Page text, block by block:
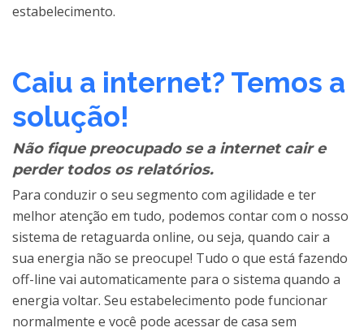
estabelecimento.
Caiu a internet? Temos a
solução!
Não fique preocupado se a internet cair e
perder todos os relatórios.
Para conduzir o seu segmento com agilidade e ter
melhor atenção em tudo, podemos contar com o nosso
sistema de retaguarda online, ou seja, quando cair a
sua energia não se preocupe! Tudo o que está fazendo
off-line vai automaticamente para o sistema quando a
energia voltar. Seu estabelecimento pode funcionar
normalmente e você pode acessar de casa sem